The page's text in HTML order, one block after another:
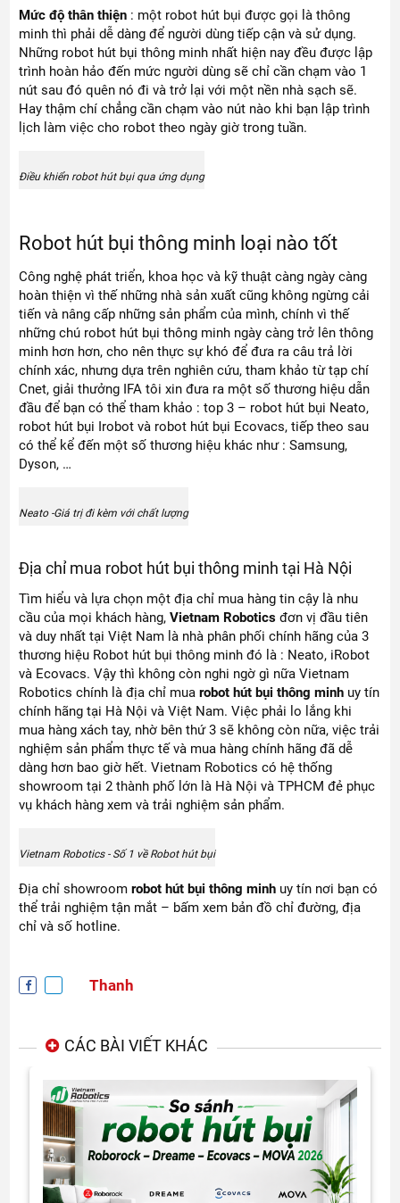
Mức độ thân thiện : một robot hút bụi được gọi là thông
minh thì phải dễ dàng để người dùng tiếp cận và sử dụng.
Những robot hút bụi thông minh nhất hiện nay đều được lập
trình hoàn hảo đến mức người dùng sẽ chỉ cần chạm vào 1
nút sau đó quên nó đi và trở lại với một nền nhà sạch sẽ.
Hay thậm chí chẳng cần chạm vào nút nào khi bạn lập trình
lịch làm việc cho robot theo ngày giờ trong tuần.
Điều khiển robot hút bụi qua ứng dụng
Robot hút bụi thông minh loại nào tốt
Công nghệ phát triển, khoa học và kỹ thuật càng ngày càng
hoàn thiện vì thế những nhà sản xuất cũng không ngừng cải
tiến và nâng cấp những sản phẩm của mình, chính vì thế
những chú robot hút bụi thông minh ngày càng trở lên thông
minh hơn hơn, cho nên thực sự khó để đưa ra câu trả lời
chính xác, nhưng dựa trên nghiên cứu, tham khảo từ tạp chí
Cnet, giải thưởng IFA tôi xin đưa ra một số thương hiệu dẫn
đầu để bạn có thể tham khảo : top 3 – robot hút bụi Neato,
robot hút bụi Irobot và robot hút bụi Ecovacs, tiếp theo sau
có thể kể đến một số thương hiệu khác như : Samsung,
Dyson, …
Neato -Giá trị đi kèm với chất lượng
Địa chỉ mua robot hút bụi thông minh tại Hà Nội
Tìm hiểu và lựa chọn một địa chỉ mua hàng tin cậy là nhu
cầu của mọi khách hàng,Vietnam Robotics đơn vị đầu tiên
và duy nhất tại Việt Nam là nhà phân phối chính hãng của 3
thương hiệu Robot hút bụi thông minh đó là : Neato, iRobot
và Ecovacs. Vậy thì không còn nghi ngờ gì nữa Vietnam
Robotics chính là địa chỉ muarobot hút bụi thông minh uy tín
chính hãng tại Hà Nội và Việt Nam. Việc phải lo lắng khi
mua hàng xách tay, nhờ bên thứ 3 sẽ không còn nữa, việc trải
nghiệm sản phẩm thực tế và mua hàng chính hãng đã dễ
dàng hơn bao giờ hết. Vietnam Robotics có hệ thống
showroom tại 2 thành phố lớn là Hà Nội và TPHCM đẻ phục
vụ khách hàng xem và trải nghiệm sản phẩm.
Vietnam Robotics - Số 1 về Robot hút bụi
Địa chỉ showroomrobot hút bụi thông minh uy tín nơi bạn có
thể trải nghiệm tận mắt – bấm xem bản đồ chỉ đường, địa
chỉ và số hotline.
Thanh
CÁC BÀI VIẾT KHÁC